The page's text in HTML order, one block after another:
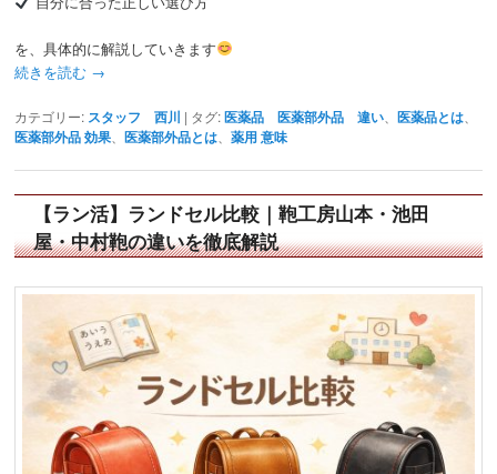
を、具体的に解説していきます
続きを読む →
カテゴリー: スタッフ 西川 | タグ: 医薬品 医薬部外品 違い 、医薬品とは
医薬部外品 効果 、医薬部外品とは 、薬用 意味
【ラン活】ランドセル比較｜鞄工房山本・池田
屋・中村鞄の違いを徹底解説